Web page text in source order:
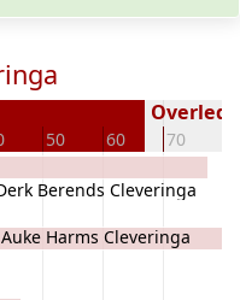
50 60 70
Berends Cleveringa
Auke Harms Cleveringa